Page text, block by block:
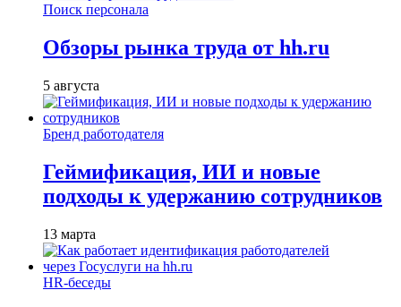
Поиск персонала
Обзоры рынка труда от hh.ru
5 августа
Бренд работодателя
Геймификация, ИИ и новые
подходы к удержанию сотрудников
13 марта
HR-беседы